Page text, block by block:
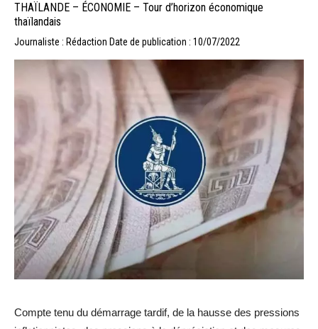
THAÏLANDE – ÉCONOMIE – Tour d’horizon économique
thaïlandais
Journaliste : Rédaction Date de publication : 10/07/2022
Compte tenu du démarrage tardif, de la hausse des pressions